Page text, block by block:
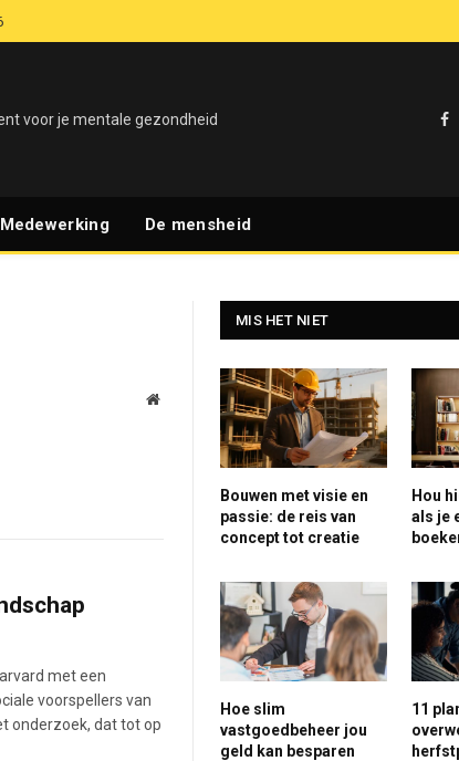
voor je mentale gezondheid
Medewerking De mensheid
Website
met een
voorspellers van
onderzoek, dat tot op
MIS HET NIET
Bouwen met visie en
passie: de reis van
concept tot creatie
Hou
als je
Hoe slim
vastgoedbeheer jou
geld kan besparen
11